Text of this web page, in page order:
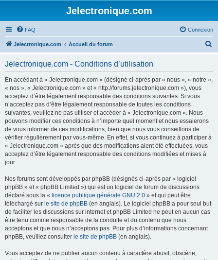
Jelectronique.com
FAQ Connexion
Jelectronique.com Accueil du forum
Jelectronique.com - Conditions d’utilisation
En accédant à « Jelectronique.com » (désigné ci-après par « nous », « notre »,
« nos », « Jelectronique.com » et « http://forums.jelectronique.com »), vous
acceptez d’être légalement responsable des conditions suivantes. Si vous
n’acceptez pas d’être légalement responsable de toutes les conditions
suivantes, veuillez ne pas utiliser et accéder à « Jelectronique.com ». Nous
pouvons modifier ces conditions à n’importe quel moment et nous essaierons
de vous informer de ces modifications, bien que nous vous conseillons de
vérifier régulièrement par vous-même. En effet, si vous continuez à participer à
« Jelectronique.com » après que des modifications aient été effectuées, vous
acceptez d’être légalement responsable des conditions modifiées et mises à
jour.
Nos forums sont développés par phpBB (désignés ci-après par « logiciel
phpBB » et « phpBB Limited ») qui est un logiciel de forum de discussions
déclaré sous la « licence publique générale GNU 2.0 » et qui peut être
téléchargé sur le site de phpBB (en anglais). Le logiciel phpBB a pour seul but
de faciliter les discussions sur internet et phpBB Limited ne peut en aucun cas
être tenu comme responsable de la conduite et du contenu que nous
acceptons et que nous n’acceptons pas. Pour plus d’informations concernant
phpBB, veuillez consulter le site de phpBB (en anglais).
Vous acceptez de ne publier aucun contenu à caractère abusif, obscène,